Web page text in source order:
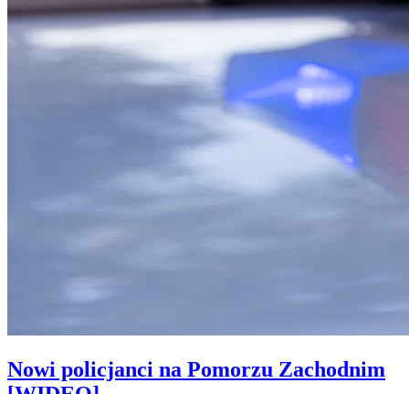
Nowi policjanci na Pomorzu Zachodnim